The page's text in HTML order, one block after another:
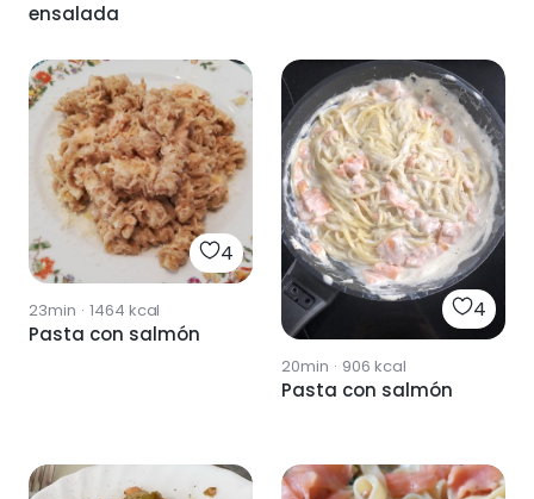
ensalada
4
23min · 1464 kcal
Pasta con salmón
4
20min · 906 kcal
Pasta con salmón